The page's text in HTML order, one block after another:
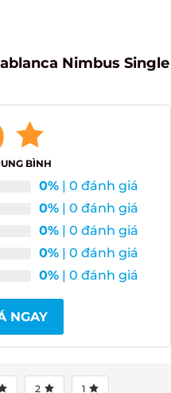
Nimbus
BÌNH
0%| 0 đánh giá
0%| 0 đánh giá
0%| 0 đánh giá
0%| 0 đánh giá